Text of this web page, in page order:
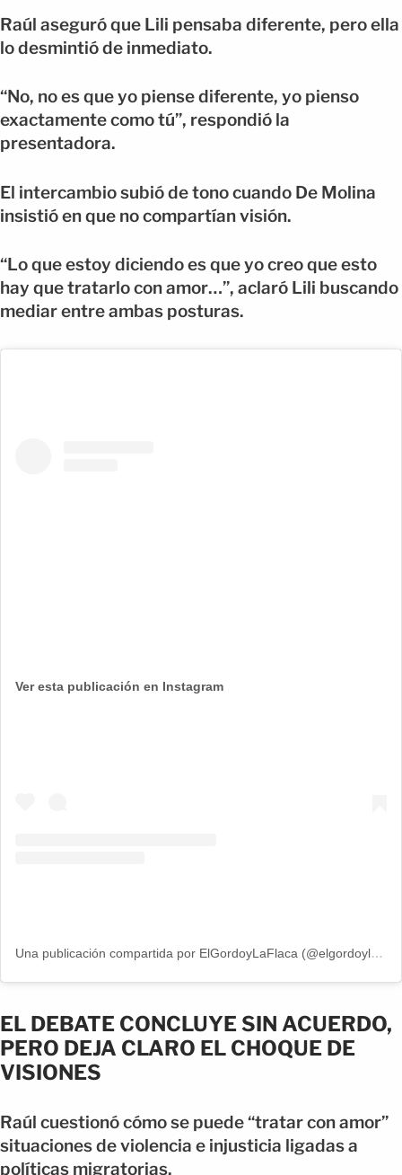
Raúl aseguró que Lili pensaba diferente, pero ella
lo desmintió de inmediato.
“No, no es que yo piense diferente, yo pienso
exactamente como tú”, respondió la
presentadora.
El intercambio subió de tono cuando De Molina
insistió en que no compartían visión.
“Lo que estoy diciendo es que yo creo que esto
hay que tratarlo con amor…”, aclaró Lili buscando
mediar entre ambas posturas.
Ver esta publicación en Instagram
Una publicación compartida por ElGordoyLaFlaca (@elgordoylaflaca)
EL DEBATE CONCLUYE SIN ACUERDO,
PERO DEJA CLARO EL CHOQUE DE
VISIONES
Raúl cuestionó cómo se puede “tratar con amor”
situaciones de violencia e injusticia ligadas a
políticas migratorias.